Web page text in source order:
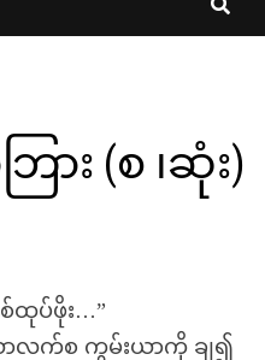
ား (စ ၊ဆုံး)
ထုပ်ဖိုး…”
လက်စ ကွမ်းယာကို ချ၍